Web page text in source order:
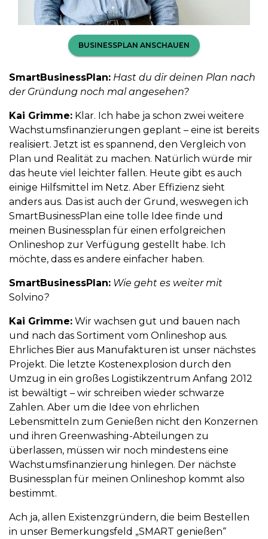
BUSINESSPLAN ANSCHAUEN
SmartBusinessPlan: Hast du dir deinen Plan nach
der Gründung noch mal angesehen?
Kai Grimme: Klar. Ich habe ja schon zwei weitere
Wachstumsfinanzierungen geplant – eine ist bereits
realisiert. Jetzt ist es spannend, den Vergleich von
Plan und Realität zu machen. Natürlich würde mir
das heute viel leichter fallen. Heute gibt es auch
einige Hilfsmittel im Netz. Aber Effizienz sieht
anders aus. Das ist auch der Grund, weswegen ich
SmartBusinessPlan eine tolle Idee finde und
meinen Businessplan für einen erfolgreichen
Onlineshop zur Verfügung gestellt habe. Ich
möchte, dass es andere einfacher haben.
SmartBusinessPlan: Wie geht es weiter mit
Solvino?
Kai Grimme: Wir wachsen gut und bauen nach
und nach das Sortiment vom Onlineshop aus.
Ehrliches Bier aus Manufakturen ist unser nächstes
Projekt. Die letzte Kostenexplosion durch den
Umzug in ein großes Logistikzentrum Anfang 2012
ist bewältigt – wir schreiben wieder schwarze
Zahlen. Aber um die Idee von ehrlichen
Lebensmitteln zum Genießen nicht den Konzernen
und ihren Greenwashing-Abteilungen zu
überlassen, müssen wir noch mindestens eine
Wachstumsfinanzierung hinlegen. Der nächste
Businessplan für meinen Onlineshop kommt also
bestimmt.
Ach ja, allen Existenzgründern, die beim Bestellen
in unser Bemerkungsfeld „SMART genießen“